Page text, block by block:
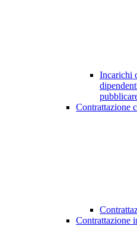
Incarichi
Contrattazione
Contrattazione